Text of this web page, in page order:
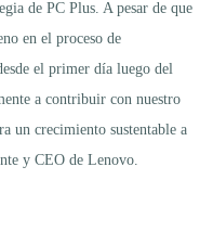
de PC Plus. A pesar de que
en el proceso de
el primer día luego del
a contribuir con nuestro
un crecimiento sustentable a
y CEO de Lenovo.